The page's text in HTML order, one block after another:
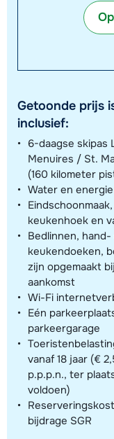
Getoonde prijs
inclusief:
6-daagse skipas
Menuires / St.
(160 kilometer
Water en energie
keukenhoek en
Bedlinnen, hand-
keukendoeken,
zijn opgemaakt bij
aankomst
Wi-Fi
Eén
parkeergarage
vanaf 18 jaar (€
p.p.p.n., ter
voldoen)
bijdrage SGR